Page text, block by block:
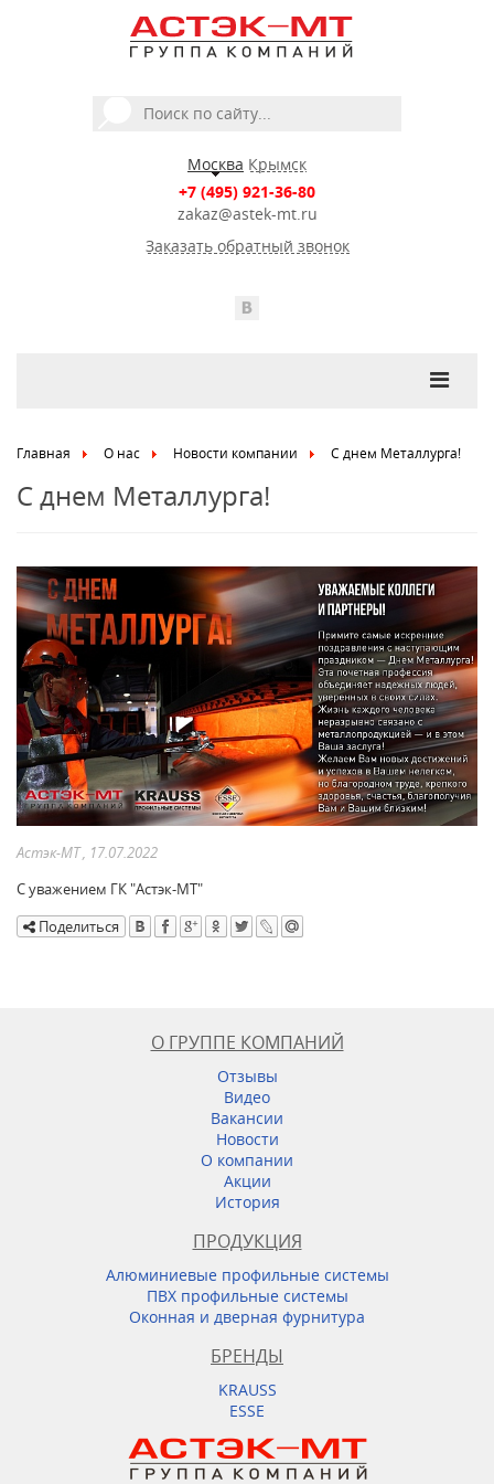
Москва Крымск
+7 (495) 921-36-80
zakaz@astek-mt.ru
Заказать обратный звонок
Главная О нас Новости компании С днем Металлурга!
С днем Металлурга!
Астэк-МТ , 17.07.2022
С уважением ГК "Астэк-МТ"
Поделиться
О ГРУППЕ КОМПАНИЙ
Отзывы
Видео
Вакансии
Новости
О компании
Акции
История
ПРОДУКЦИЯ
Алюминиевые профильные системы
ПВХ профильные системы
Оконная и дверная фурнитура
БРЕНДЫ
KRAUSS
ESSE